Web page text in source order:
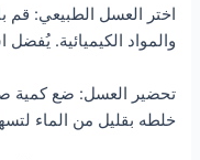
اختر العسل الطبيعي: قم
والمواد الكيميائية.
تحضير العسل: ضع كمية
خلطه بقليل من الماء